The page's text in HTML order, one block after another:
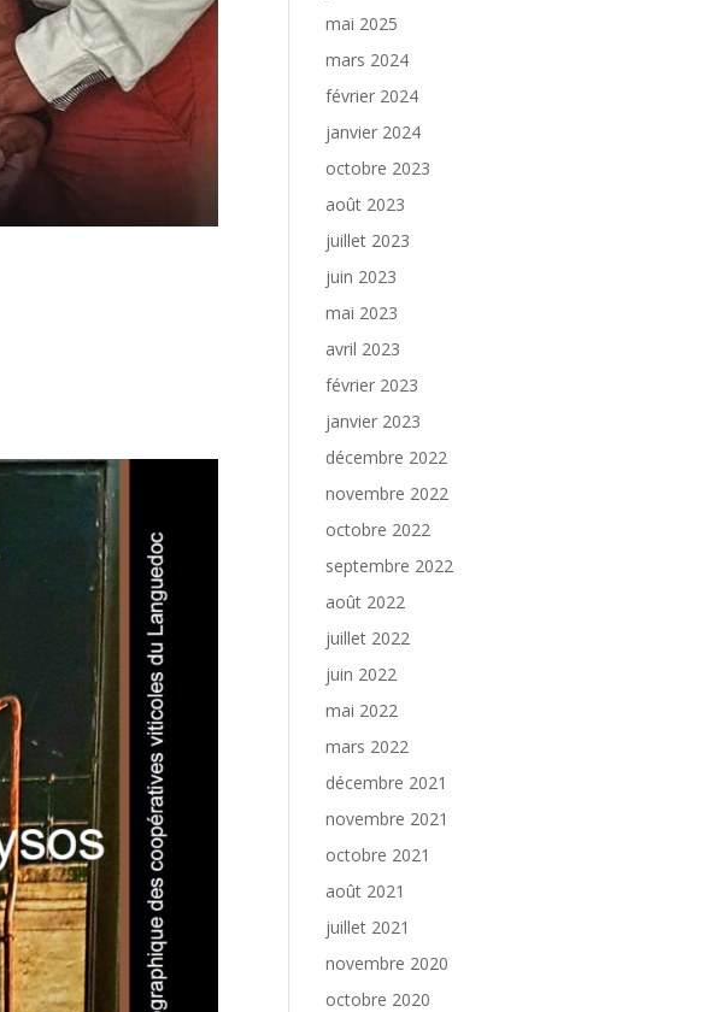
mai 2025
mars 2024
février 2024
janvier 2024
octobre 2023
août 2023
juillet 2023
juin 2023
mai 2023
avril 2023
février 2023
janvier 2023
décembre 2022
novembre 2022
octobre 2022
septembre 2022
août 2022
juillet 2022
juin 2022
mai 2022
mars 2022
décembre 2021
novembre 2021
octobre 2021
août 2021
juillet 2021
novembre 2020
octobre 2020